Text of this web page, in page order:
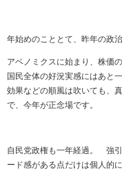
年始めのこととて、昨年の政
アベノミクスに始まり、株価
国民全体の好況実感にはあ
効果などの順風は吹いても、
で、今年が正念場です。
自民党政権も一年経過。 強
ード感がある点だけは個人的